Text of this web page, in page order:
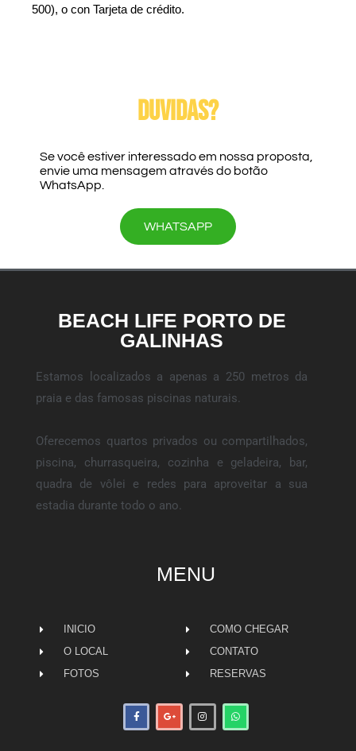
500), o con Tarjeta de crédito.
Duvidas?
Se você estiver interessado em nossa proposta,
envie uma mensagem através do botão
WhatsApp.
WHATSAPP
BEACH LIFE PORTO DE
GALINHAS
Estamos localizados a apenas a 250 metros da
praia e das famosas piscinas naturais.
Oferecemos quartos privados ou compartilhados,
piscina, churrasqueira, cozinha e geladeira, bar,
quadra de vôlei e redes para aproveitar a sua
estadia durante todo o ano.
MENU
INICIO
O LOCAL
FOTOS
COMO CHEGAR
CONTATO
RESERVAS